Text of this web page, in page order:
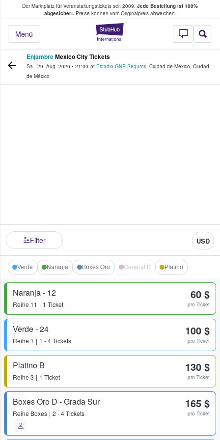
Der Marktplatz für Veranstaltungstickets seit 2009. Jede Bestellung ist 100%
abgesichert.Preise können vom Originalpreis abweichen.
StubHub - Wo
Menü
Tickets kaufen & verkaufen
EnjambreMexico City Tickets
Sa., 29. Aug. 2026 • 21:00 at Estadio GNP Seguros, Ciudad de México, Ciudad
de México
Filter USD
Verde Naranja Boxes Oro General B Platino
Naranja - 12
Reihe 11 1 Ticket
60 $
pro Ticket
Verde - 24
Reihe 1 1 - 4 Tickets
100 $
pro Ticket
Platino B
Reihe 3 1 Ticket
130 $
pro Ticket
Boxes Oro D - Grada Sur
Reihe Boxes 2 - 4 Tickets
165 $
pro Ticket